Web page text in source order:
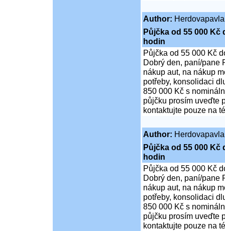
Author: Herdovapavla
Půjčka od 55 000 Kč
hodin
Půjčka od 55 000 Kč
Dobrý den, paní/pane
nákup aut, na nákup
potřeby, konsolidaci
850 000 Kč s
půjčku prosím uveďte
kontaktujte pouze na
Author: Herdovapavla
Půjčka od 55 000 Kč
hodin
Půjčka od 55 000 Kč
Dobrý den, paní/pane
nákup aut, na nákup
potřeby, konsolidaci
850 000 Kč s
půjčku prosím uveďte
kontaktujte pouze na